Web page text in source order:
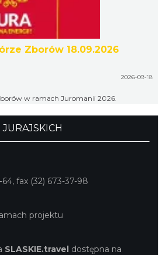
Zborów 18.09.2026
2026-09-18
w ramach Juromanii 2026.
fax (32) 673-37-98
projektu
SLASKIE.travel dostępna na